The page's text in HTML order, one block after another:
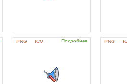
PNG ICO Подробнее PNG